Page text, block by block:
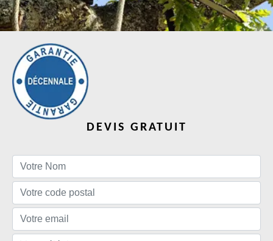
DEVIS GRATUIT